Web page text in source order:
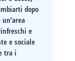
dopo
e
e sociale
tra i